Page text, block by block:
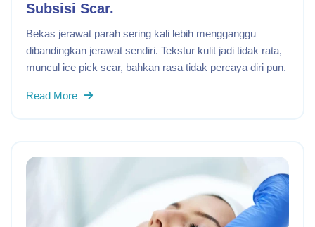
Subsisi Scar.
Bekas jerawat parah sering kali lebih mengganggu
dibandingkan jerawat sendiri. Tekstur kulit jadi tidak rata,
muncul ice pick scar, bahkan rasa tidak percaya diri pun.
Read More